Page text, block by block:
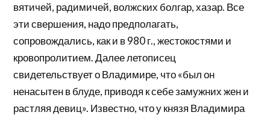
вятичей, радимичей, волжских болгар, хазар. Все
эти свершения, надо предполагать,
сопровождались, как и в 980 г., жестокостями и
кровопролитием. Далее летописец
свидетельствует о Владимире, что «был он
ненасытен в блуде, приводя к себе замужних жен и
растляя девиц». Известно, что у князя Владимира